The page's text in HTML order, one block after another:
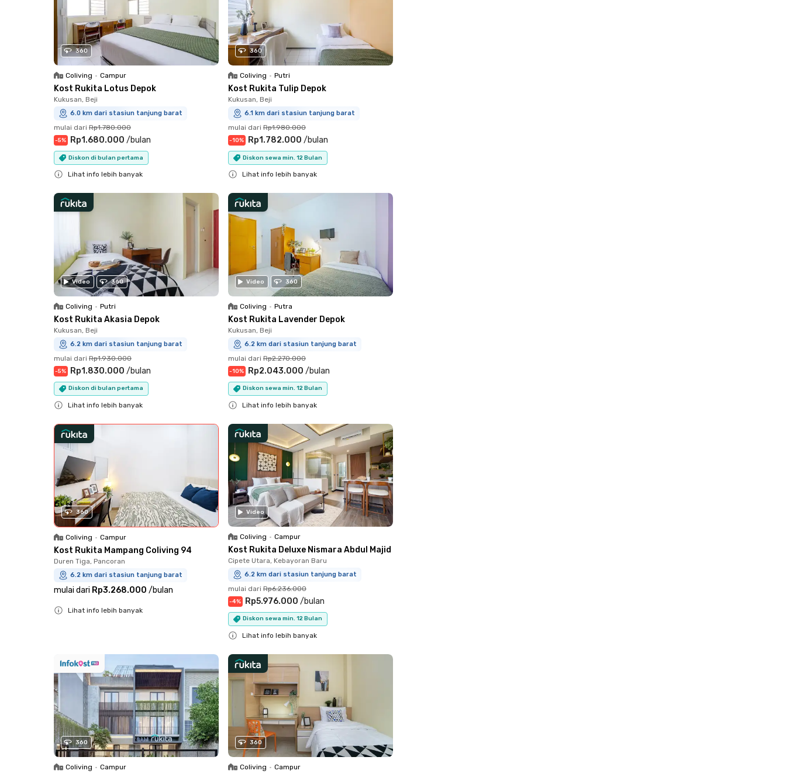
360
Coliving • Campur
Kost Rukita Lotus Depok
Kukusan, Beji
6.0 km dari stasiun tanjung barat
mulai dari Rp1.780.000
-5% Rp1.680.000 /bulan
Diskon di bulan pertama
Lihat info lebih banyak
360
Coliving • Putri
Kost Rukita Tulip Depok
Kukusan, Beji
6.1 km dari stasiun tanjung barat
mulai dari Rp1.980.000
-10% Rp1.782.000 /bulan
Diskon sewa min. 12 Bulan
Lihat info lebih banyak
Video 360
Coliving • Putri
Kost Rukita Akasia Depok
Kukusan, Beji
6.2 km dari stasiun tanjung barat
mulai dari Rp1.930.000
-5% Rp1.830.000 /bulan
Diskon di bulan pertama
Lihat info lebih banyak
Video 360
Coliving • Putra
Kost Rukita Lavender Depok
Kukusan, Beji
6.2 km dari stasiun tanjung barat
mulai dari Rp2.270.000
-10% Rp2.043.000 /bulan
Diskon sewa min. 12 Bulan
Lihat info lebih banyak
360
Coliving • Campur
Kost Rukita Mampang Coliving 94
Duren Tiga, Pancoran
6.2 km dari stasiun tanjung barat
mulai dari Rp3.268.000 /bulan
Lihat info lebih banyak
Video
Coliving • Campur
Kost Rukita Deluxe Nismara Abdul Majid
Cipete Utara, Kebayoran Baru
6.2 km dari stasiun tanjung barat
mulai dari Rp6.236.000
-4% Rp5.976.000 /bulan
Diskon sewa min. 12 Bulan
Lihat info lebih banyak
360
Coliving • Campur
360
Coliving • Campur